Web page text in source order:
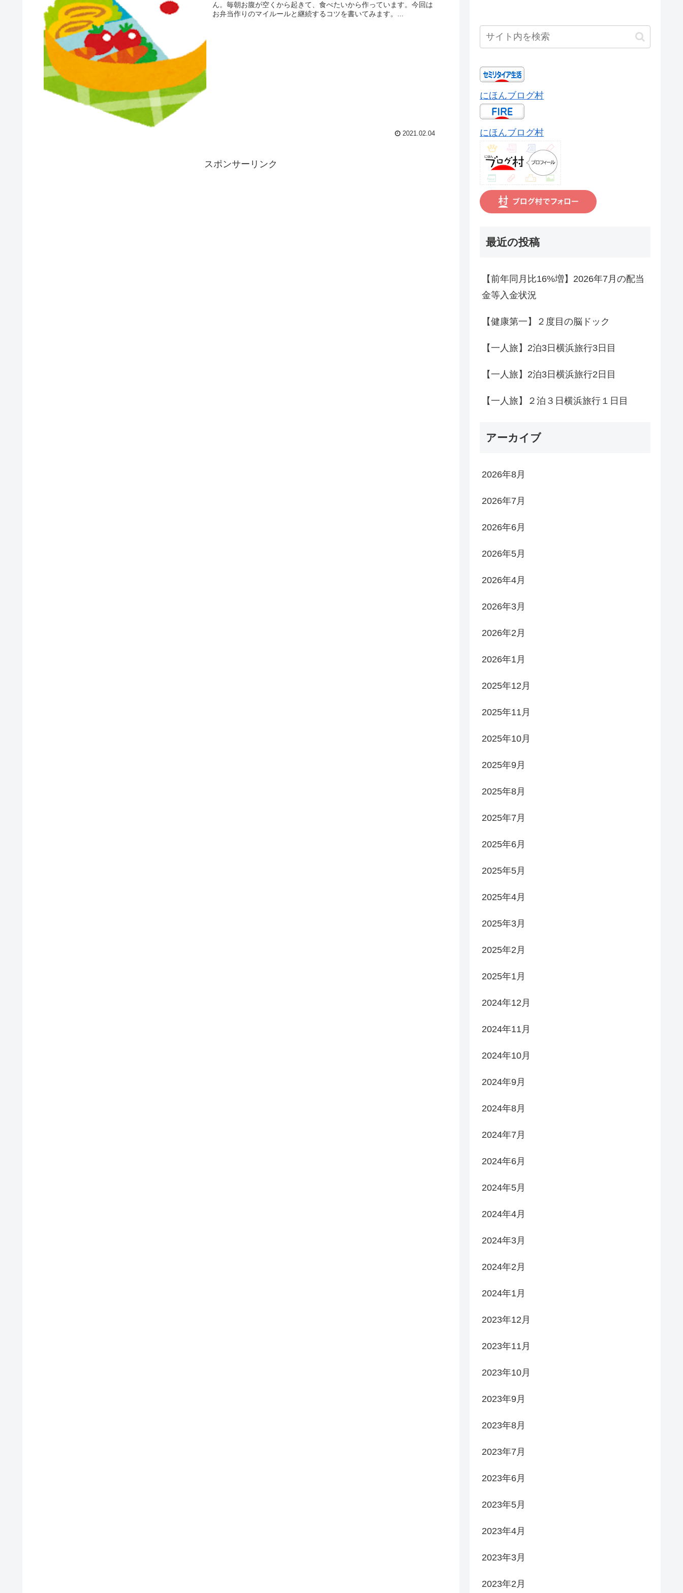
ん。毎朝お腹が空くから起きて、食べたいから作っています。今回は
お弁当作りのマイルールと継続するコツを書いてみます。...
2021.02.04
スポンサーリンク
にほんブログ村
にほんブログ村
最近の投稿
【前年同月比16%増】2026年7月の配当
金等入金状況
【健康第一】２度目の脳ドック
【一人旅】2泊3日横浜旅行3日目
【一人旅】2泊3日横浜旅行2日目
【一人旅】２泊３日横浜旅行１日目
アーカイブ
2026年8月
2026年7月
2026年6月
2026年5月
2026年4月
2026年3月
2026年2月
2026年1月
2025年12月
2025年11月
2025年10月
2025年9月
2025年8月
2025年7月
2025年6月
2025年5月
2025年4月
2025年3月
2025年2月
2025年1月
2024年12月
2024年11月
2024年10月
2024年9月
2024年8月
2024年7月
2024年6月
2024年5月
2024年4月
2024年3月
2024年2月
2024年1月
2023年12月
2023年11月
2023年10月
2023年9月
2023年8月
2023年7月
2023年6月
2023年5月
2023年4月
2023年3月
2023年2月